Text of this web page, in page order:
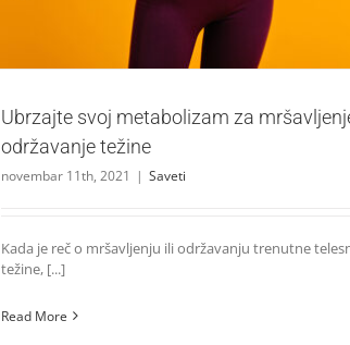
Ubrzajte svoj metabolizam za
održavanje težine
novembar 11th, 2021 | Saveti
Kada je reč o mršavljenju ili održavanju trenutne
težine, [...]
Read More